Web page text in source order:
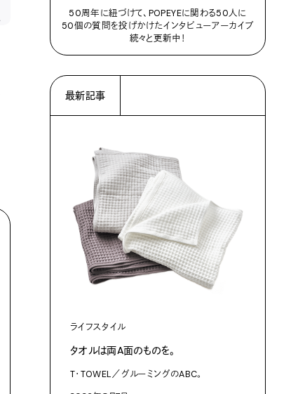
50周年に紐づけて、POPEYEに関わる50人に
50個の質問を投げかけたインタビューアーカイブ
続々と更新中！
最新記事
ライフスタイル
タオルは両A面のものを。
T・TOWEL／グルーミングのABC。